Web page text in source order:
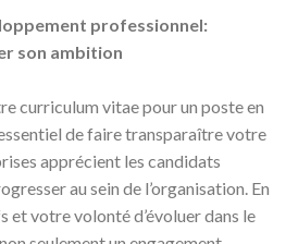
professionnel:
son ambition
curriculum vitae pour un poste en
de faire transparaître votre
apprécient les candidats
au sein de l’organisation. En
votre volonté d’évoluer dans le